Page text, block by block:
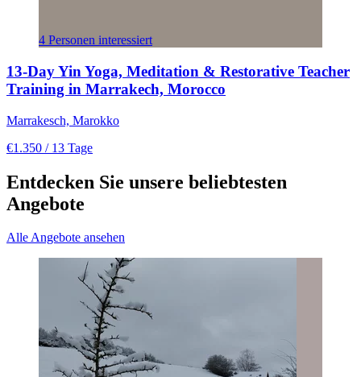
4 Personen interessiert
13-Day Yin Yoga, Meditation & Restorative Teacher
Training in Marrakech, Morocco
Marrakesch, Marokko
€1.350 / 13 Tage
Entdecken Sie unsere beliebtesten
Angebote
Alle Angebote ansehen